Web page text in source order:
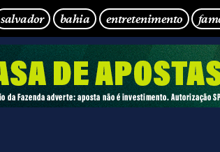
salvador bahia entretenimento